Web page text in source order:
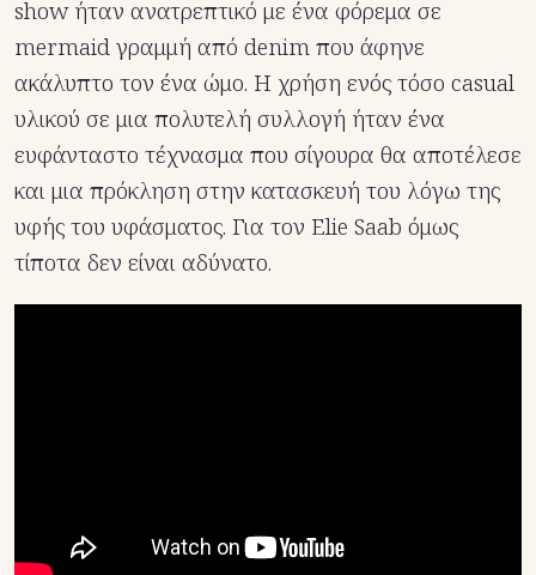
show ήταν ανατρεπτικό με ένα φόρεμα σε
mermaid γραμμή από denim που άφηνε
ακάλυπτο τον ένα ώμο. Η χρήση ενός τόσο casual
υλικού σε μια πολυτελή συλλογή ήταν ένα
ευφάνταστο τέχνασμα που σίγουρα θα αποτέλεσε
και μια πρόκληση στην κατασκευή του λόγω της
υφής του υφάσματος. Για τον Elie Saab όμως
τίποτα δεν είναι αδύνατο.